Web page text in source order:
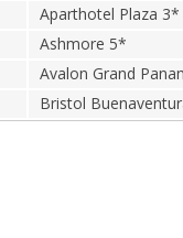
Aparthotel Plaza 3*
Ashmore 5*
Avalon Grand
Bristol